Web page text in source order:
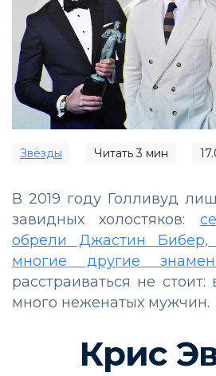
Звёзды Читать3 мин
В 2019 году Голливуд
завидных холостяков:
обрели Джастин
многие другие
расстраиваться не
много неженатых мужчин.
Крис